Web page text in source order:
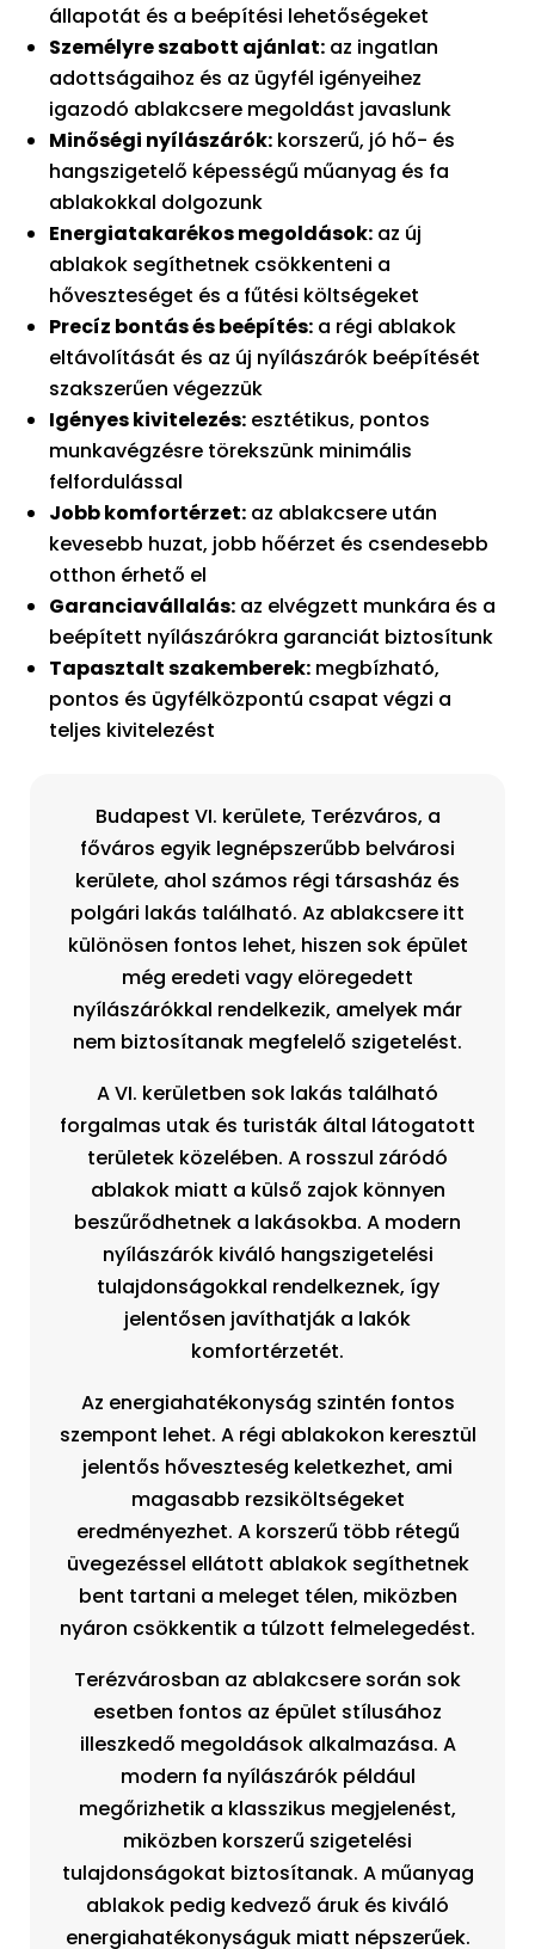
állapotát és a beépítési lehetőségeket
Személyre szabott ajánlat: az ingatlan
adottságaihoz és az ügyfél igényeihez
igazodó ablakcsere megoldást javaslunk
Minőségi nyílászárók: korszerű, jó hő- és
hangszigetelő képességű műanyag és fa
ablakokkal dolgozunk
Energiatakarékos megoldások: az új
ablakok segíthetnek csökkenteni a
hőveszteséget és a fűtési költségeket
Precíz bontás és beépítés: a régi ablakok
eltávolítását és az új nyílászárók beépítését
szakszerűen végezzük
Igényes kivitelezés: esztétikus, pontos
munkavégzésre törekszünk minimális
felfordulással
Jobb komfortérzet: az ablakcsere után
kevesebb huzat, jobb hőérzet és csendesebb
otthon érhető el
Garanciavállalás: az elvégzett munkára és a
beépített nyílászárókra garanciát biztosítunk
Tapasztalt szakemberek: megbízható,
pontos és ügyfélközpontú csapat végzi a
teljes kivitelezést
Budapest VI. kerülete, Terézváros, a
főváros egyik legnépszerűbb belvárosi
kerülete, ahol számos régi társasház és
polgári lakás található. Az ablakcsere itt
különösen fontos lehet, hiszen sok épület
még eredeti vagy elöregedett
nyílászárókkal rendelkezik, amelyek már
nem biztosítanak megfelelő szigetelést.
A VI. kerületben sok lakás található
forgalmas utak és turisták által látogatott
területek közelében. A rosszul záródó
ablakok miatt a külső zajok könnyen
beszűrődhetnek a lakásokba. A modern
nyílászárók kiváló hangszigetelési
tulajdonságokkal rendelkeznek, így
jelentősen javíthatják a lakók
komfortérzetét.
Az energiahatékonyság szintén fontos
szempont lehet. A régi ablakokon keresztül
jelentős hőveszteség keletkezhet, ami
magasabb rezsiköltségeket
eredményezhet. A korszerű több rétegű
üvegezéssel ellátott ablakok segíthetnek
bent tartani a meleget télen, miközben
nyáron csökkentik a túlzott felmelegedést.
Terézvárosban az ablakcsere során sok
esetben fontos az épület stílusához
illeszkedő megoldások alkalmazása. A
modern fa nyílászárók például
megőrizhetik a klasszikus megjelenést,
miközben korszerű szigetelési
tulajdonságokat biztosítanak. A műanyag
ablakok pedig kedvező áruk és kiváló
energiahatékonyságuk miatt népszerűek.